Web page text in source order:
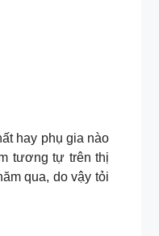
hay phụ gia nào
tương tự trên thị
qua, do vậy tỏi